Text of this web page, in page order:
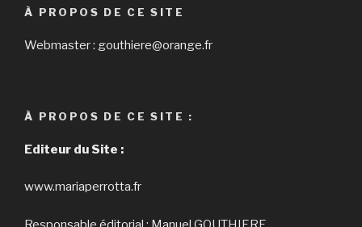
À PROPOS DE CE SITE
Webmaster : gouthiere@orange.fr
À PROPOS DE CE SITE :
Editeur du Site :
www.mariaperrotta.fr